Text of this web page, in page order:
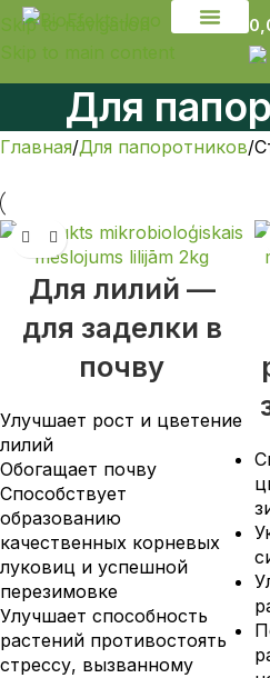
Skip to navigation
Skip to main content
Для
Главная Для папоротников
Для лилий —
для заделки в
почву
Улучшает рост и цветение
лилий
Обогащает почву
Способствует
образованию
качественных корневых
луковиц и успешной
перезимовке
Улучшает способность
растений противостоять
стрессу, вызванному